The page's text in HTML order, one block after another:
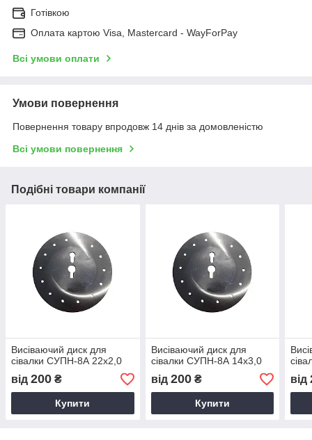
Готівкою
Оплата картою Visa, Mastercard - WayForPay
Всі умови оплати
Умови повернення
Повернення товару впродовж 14 днів за домовленістю
Всі умови повернення
Подібні товари компанії
Висіваючий диск для
сівалки СУПН-8А 22х2,0
від 200 ₴
Купити
Висіваючий диск для
сівалки СУПН-8А 14х3,0
від 200₴
Купити
від